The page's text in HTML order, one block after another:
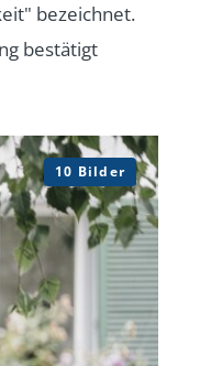
bezeichnet.
bestätigt
10 Bilder